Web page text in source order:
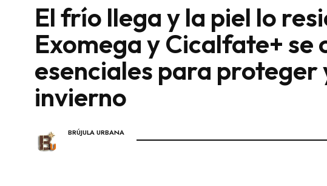
El frío llega y la piel lo
Exomega y Cicalfate+ se
esenciales para proteger
invierno
BRÚJULA URBANA